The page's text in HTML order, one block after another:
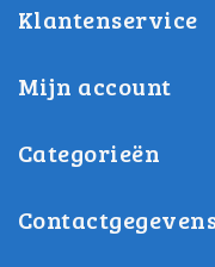
Klantenservice
Mijn account
Categorieën